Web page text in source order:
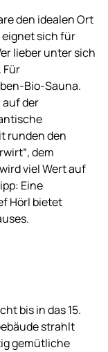
den idealen Ort
eignet sich für
lieber unter sich
Für
Bio-Sauna.
auf der
runden den
dem
viel Wert auf
Eine
Hörl bietet
bis in das 15.
strahlt
gemütliche